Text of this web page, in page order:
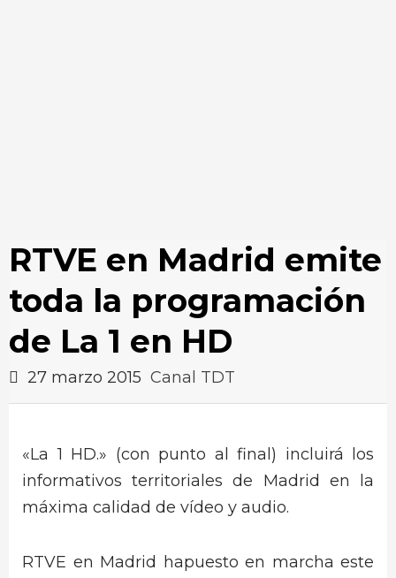
RTVE en Madrid emite
toda la programación
de La 1 en HD
27 marzo 2015 Canal TDT
«La 1 HD.» (con punto al final) incluirá los
informativos territoriales de Madrid en la
máxima calidad de vídeo y audio.
RTVE en Madrid hapuesto en marcha este